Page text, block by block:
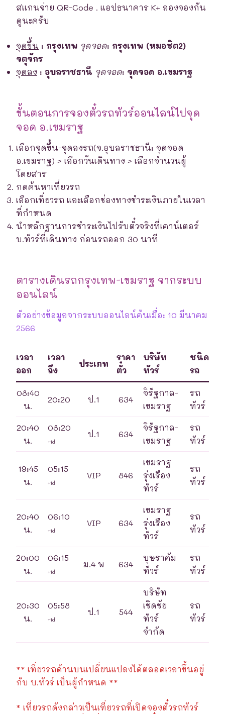
สแกนจ่าย QR-Code . แอปธนาคาร K+ ลองจองกัน
ดูนะครับ
จุดขึ้น : กรุงเทพ จุดจอด: กรุงเทพ (หมอชิต2)
จตุจักร
จุดลง : อุบลราชธานี จุดจอด: จุดจอด อ.เขมราฐ
ขั้นตอนการจองตั๋วรถทัวร์ออนไลน์ไปจุด
จอด อ.เขมราฐ
เลือกจุดขึ้น-จุดลงรถ(จ.อุบลราชธานี: จุดจอด
อ.เขมราฐ) > เลือกวันเดินทาง > เลือกจำนวนผู้
โดยสาร
กดค้นหาเที่ยวรถ
เลือกเที่ยวรถ และเลือกช่องทางชำระเงินภายในเวลา
ที่กำหนด
นำหลักฐานการชำระเงินไปรับตั๋วจริงที่เคาน์เตอร์
บ.ทัวร์ที่เดินทาง ก่อนรถออก 30 นาที
ตารางเดินรถกรุงเทพ-เขมราฐ จากระบบ
ออนไลน์
ตัวอย่างข้อมูลจากระบบออนไลน์ค้นเมื่อ: 10 มีนาคม
2566
เวลา
ออก
เวลา
ถึง
ประเภท
ราคา
ตั๋ว
บริษัท
ทัวร์
ชนิด
รถ
08:40
น.
20:20 ป.1 634
จิรัฐกาล-
เขมราฐ
รถ
ทัวร์
20:40
น.
08:20
+1d
ป.1 634
จิรัฐกาล-
เขมราฐ
รถ
ทัวร์
19:45
น.
05:15
+1d
VIP 846
เขมราฐ
รุ่งเรือง
ทัวร์
รถ
ทัวร์
20:40
น.
06:10
+1d
VIP 634
เขมราฐ
รุ่งเรือง
ทัวร์
รถ
ทัวร์
20:00
น.
06:15
+1d
ม.4 พ 634
บุษราคัม
ทัวร์
รถ
ทัวร์
20:30
น.
05:58
+1d
ป.1 544
บริษัท
เชิดชัย
ทัวร์
จำกัด
รถ
ทัวร์
** เที่ยวรถด้านบนเปลี่ยนแปลงได้ตลอดเวลาขึ้นอยู่
กับ บ.ทัวร์ เป็นผู้กำหนด **
* เที่ยวรถดังกล่าวเป็นเที่ยวรถที่เปิดจองตั๋วรถทัวร์